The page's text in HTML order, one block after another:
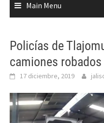
Main Menu
Policías de
camiones
17 diciembre, 2019